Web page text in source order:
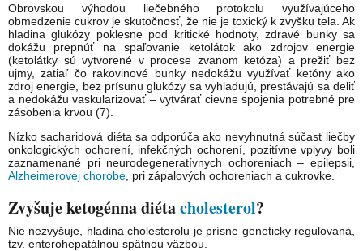
Obrovskou výhodou liečebného protokolu využívajúceho
obmedzenie cukrov je skutočnosť, že nie je toxický k zvyšku tela. Ak
hladina glukózy poklesne pod kritické hodnoty, zdravé bunky sa
dokážu prepnúť na spaľovanie ketolátok ako zdrojov energie
(ketolátky sú vytvorené v procese zvanom ketóza) a prežiť bez
ujmy, zatiaľ čo rakovinové bunky nedokážu využívať ketóny ako
zdroj energie, bez prísunu glukózy sa vyhladujú, prestávajú sa deliť
a nedokážu vaskularizovať – vytvárať cievne spojenia potrebné pre
zásobenia krvou (7).
Nízko sacharidová diéta sa odporúča ako nevyhnutná súčasť liečby
onkologických ochorení, infekčných ochorení, pozitívne vplyvy boli
zaznamenané pri neurodegeneratívnych ochoreniach – epilepsii,
Alzheimerovej chorobe , pri zápalových ochoreniach a cukrovke.
Zvyšuje ketogénna diétacholesterol?
Nie nezvyšuje, hladina cholesterolu je prísne geneticky regulovaná,
tzv. enterohepatálnou spätnou väzbou.